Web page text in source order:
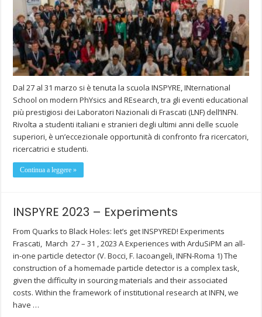
Dal 27 al 31 marzo si è tenuta la scuola INSPYRE, INternational
School on modern PhYsics and REsearch, tra gli eventi educational
più prestigiosi dei Laboratori Nazionali di Frascati (LNF) dell’INFN.
Rivolta a studenti italiani e stranieri degli ultimi anni delle scuole
superiori, è un’eccezionale opportunità di confronto fra ricercatori,
ricercatrici e studenti.
Continua a leggere »
INSPYRE 2023 – Experiments
From Quarks to Black Holes: let’s get INSPYRED! Experiments
Frascati, March 27 – 31 , 2023 A Experiences with ArduSiPM an all-
in-one particle detector (V. Bocci, F. Iacoangeli, INFN-Roma 1) The
construction of a homemade particle detector is a complex task,
given the difficulty in sourcing materials and their associated
costs. Within the framework of institutional research at INFN, we
have …